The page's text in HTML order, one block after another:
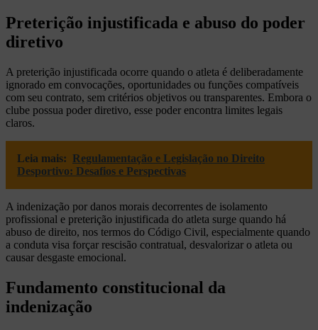
Preterição injustificada e abuso do poder
diretivo
A preterição injustificada ocorre quando o atleta é deliberadamente
ignorado em convocações, oportunidades ou funções compatíveis
com seu contrato, sem critérios objetivos ou transparentes. Embora o
clube possua poder diretivo, esse poder encontra limites legais
claros.
Leia mais: Regulamentação e Legislação no Direito
Desportivo: Desafios e Perspectivas
A indenização por danos morais decorrentes de isolamento
profissional e preterição injustificada do atleta surge quando há
abuso de direito, nos termos do Código Civil, especialmente quando
a conduta visa forçar rescisão contratual, desvalorizar o atleta ou
causar desgaste emocional.
Fundamento constitucional da
indenização